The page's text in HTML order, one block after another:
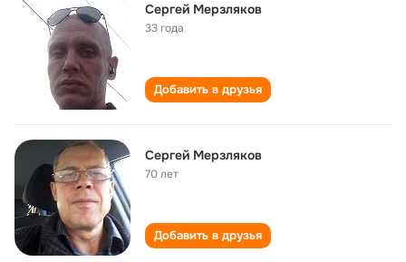
Сергей Мерзляков
33 года
Добавить в друзья
Сергей Мерзляков
70 лет
Добавить в друзья